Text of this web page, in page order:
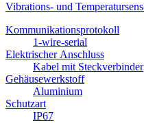
Vibrations- und
Kommunikationsprotokoll
1-wire-serial
Elektrischer Anschluss
Kabel mit Steckverbinder
Gehäusewerkstoff
Aluminium
Schutzart
IP67